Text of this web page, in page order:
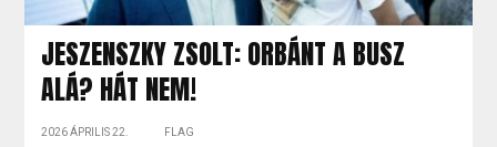
JESZENSZKY ZSOLT: ORBÁNT A BUSZ
ALÁ? HÁT NEM!
2026 ÁPRILIS 22. FLAG